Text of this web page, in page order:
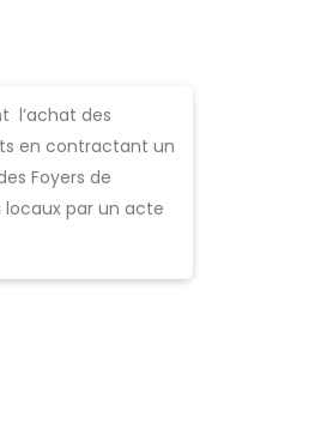
l’achat des
en contractant un
Foyers de
locaux par un acte